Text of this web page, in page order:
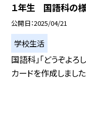
１年生 国語科の様
公開日 2025/04/21
学校生活
国語科」「どうぞよ
カードを作成しました